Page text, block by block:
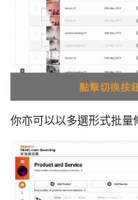
你亦可以以多選形式批量